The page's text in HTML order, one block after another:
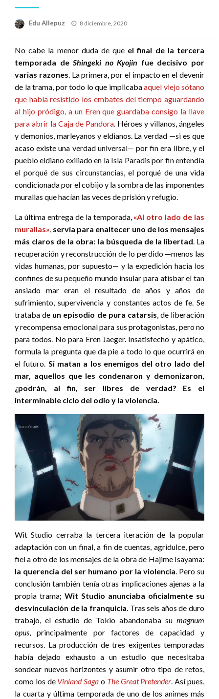
Edu Allepuz
Publicado
8 diciembre, 2020
No cabe la menor duda de que el final de la tercera
temporada deShingeki no Kyojin fue decisivo por
varias razones. La primera, por el impacto en el devenir
de la trama, por todo lo que implicabaaquel viejo sótano
que había resistido los embates del tiempo aguardando
al hijo pródigo, a un Eren que guardaba consigo la llave
para abrir la Caja de Pandora. Héroes y villanos, ángeles
y demonios, marleyanos y eldianos. La verdad —si es que
acaso existe una verdad universal— por fin era libre, y el
pueblo eldiano exiliado en la Isla Paradis por fin entendía
el porqué de sus circunstancias, el porqué de una vida
condicionada por el cobijo y la sombra de las imponentes
murallas que hacían las veces de prisión y refugio.
La última entrega de la temporada, «Al otro lado de las
murallas», servía para enaltecer uno de los mensajes
más claros de la obra: la búsqueda de la libertad. La
recuperación y reconstrucción de lo perdido —menos las
vidas humanas, por supuesto— y la expedición hacia los
confines de su pequeño mundo insular para atisbar el tan
ansiado mar eran el resultado de años y años de
sufrimiento, supervivencia y constantes actos de fe. Se
trataba de un episodio de pura catarsis, de liberación
y recompensa emocional para sus protagonistas, pero no
para todos. No para Eren Jaeger. Insatisfecho y apático,
formula la pregunta que da pie a todo lo que ocurrirá en
el futuro. Si matan a los enemigos del otro lado del
mar, aquellos que les condenaron y demonizaron,
¿podrán, al fin, ser libres de verdad? Es el
interminable ciclo del odio y la violencia.
Wit Studio cerraba la tercera iteración de la popular
adaptación con un final, a fin de cuentas, agridulce, pero
fiel a otro de los mensajes de la obra de Hajime Isayama:
la querencia del ser humano por la violencia. Pero su
conclusión también tenía otras implicaciones ajenas a la
propia trama; Wit Studio anunciaba oficialmente su
desvinculación de la franquicia. Tras seis años de duro
trabajo, el estudio de Tokio abandonaba su magnum
opus, principalmente por factores de capacidad y
recursos. La producción de tres exigentes temporadas
había dejado exhausto a un estudio que necesitaba
sondear nuevos horizontes y asumir otro tipo de retos,
como los de Vinland Saga o The Great Pretender. Así pues,
la cuarta y última temporada de uno de los animes más